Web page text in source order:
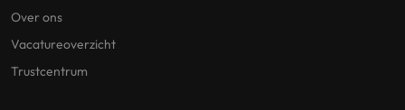
Over ons
Vacatureoverzicht
Trustcentrum